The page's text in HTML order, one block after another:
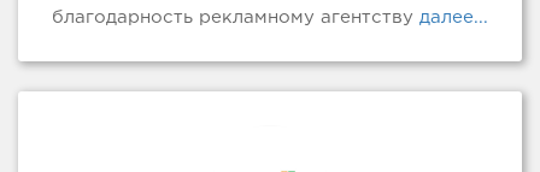
благодарность рекламному агентству далее...